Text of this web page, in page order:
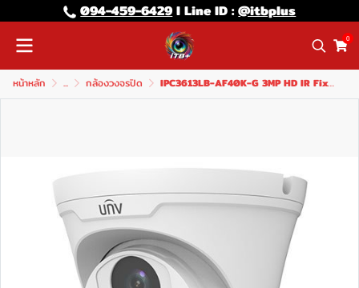
094-459-6429l Line lD :@itbplus
0
หน้าหลัก ... กล้องวงจรปิด IPC3613LB-AF40K-G 3MP HD IR Fixed Eyeball Network Camera